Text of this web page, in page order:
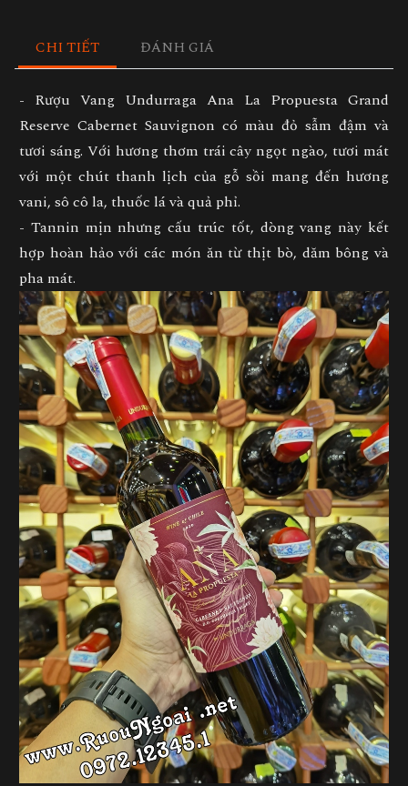
CHI TIẾT ĐÁNH GIÁ
- Rượu Vang Undurraga Ana La Propuesta Grand
Reserve Cabernet Sauvignon có màu đỏ sẫm đậm và
tươi sáng. Với hương thơm trái cây ngọt ngào, tươi mát
với một chút thanh lịch của gỗ sồi mang đến hương
vani, sô cô la, thuốc lá và quả phỉ.
- Tannin mịn nhưng cấu trúc tốt, dòng vang này kết
hợp hoàn hảo với các món ăn từ thịt bò, dăm bông và
pha mát.